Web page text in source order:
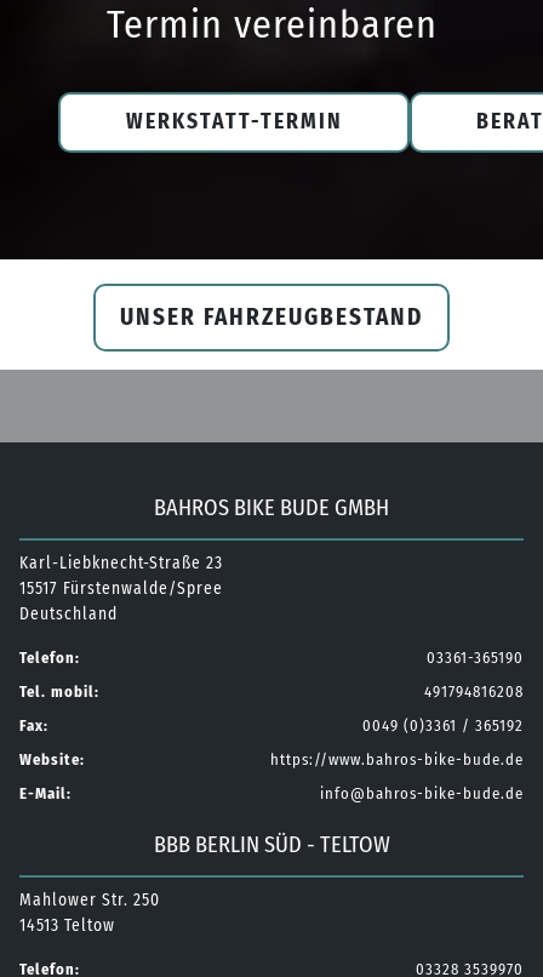
Termin vereinbaren
WERKSTATT-TERMIN
UNSER FAHRZEUGBESTAND
BAHROS BIKE BUDE GMBH
Karl-Liebknecht-Straße 23
15517 Fürstenwalde/Spree
Deutschland
Telefon:
03361-365190
Tel. mobil:
491794816208
Fax:
0049 (0)3361 / 365192
Website:
https://www.bahros-bike-bude.de
E-Mail:
info@bahros-bike-bude.de
BBB BERLIN SÜD - TELTOW
Mahlower Str. 250
14513 Teltow
Telefon:
03328 3539970